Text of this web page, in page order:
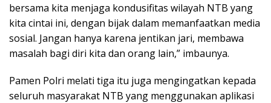
bersama kita menjaga kondusifitas wilayah NTB yang
kita cintai ini, dengan bijak dalam memanfaatkan media
sosial. Jangan hanya karena jentikan jari, membawa
masalah bagi diri kita dan orang lain,” imbaunya.
Pamen Polri melati tiga itu juga mengingatkan kepada
seluruh masyarakat NTB yang menggunakan aplikasi